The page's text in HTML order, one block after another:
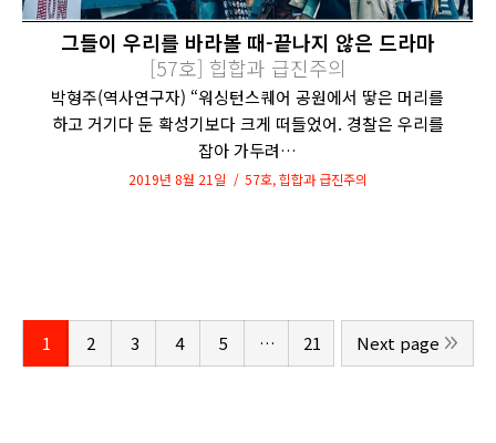
그들이 우리를 바라볼 때-끝나지 않은 드라마
[57호] 힙합과 급진주의
박형주(역사연구자) “워싱턴스퀘어 공원에서 땋은 머리를
하고 거기다 둔 확성기보다 크게 떠들었어. 경찰은 우리를
잡아 가두려…
2019년 8월 21일 57호,힙합과 급진주의
1 2 3 4 5 … 21 Next page